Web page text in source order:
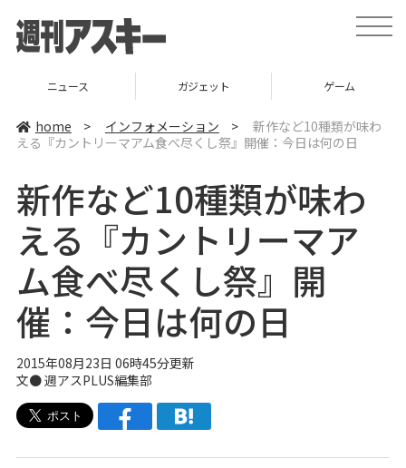
t
o
v
ニュース ガジェット ゲーム
home > インフォメーション >
新作など10種類が味わ
える『カントリーマアム食べ尽くし祭』開催：今日は何の日
新作など10種類が味わ
える『カントリーマア
ム食べ尽くし祭』開
催：今日は何の日
2015年08月23日 06時45分更新
文●週アスPLUS編集部